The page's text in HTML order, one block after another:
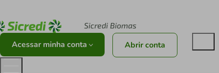
Sicredi Biomas
Acessar minha conta Abrir conta